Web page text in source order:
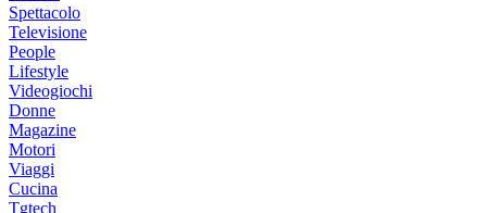
Spettacolo
Televisione
People
Lifestyle
Videogiochi
Donne
Magazine
Motori
Viaggi
Cucina
Tgtech